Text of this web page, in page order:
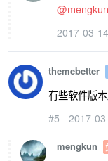
@mengkun
2017-03-
themebetter
有些软件版
#5 2017-
mengkun